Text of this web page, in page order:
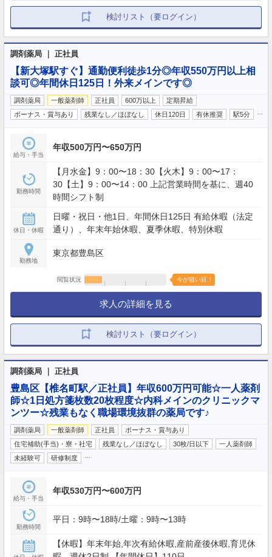
検討リスト（要ログイン）
調剤薬局 ｜ 正社員
【新大塚駅すぐ】通勤便利徒歩1分◎年収550万円以上相
談可◎年間休日125日！外来メインです◎
調剤薬局 一般薬剤師 正社員 600万以上
定期昇給
ボーナス・賞与あり
残業なし／ほぼなし 休日120日 有休推奨 駅5分
給与・手当
年収500万円〜650万円
勤務時間
【月水金】9：00〜18：30【火木】9：00〜17：
30【土】9：00〜14：00 上記営業時間を基に、週40
時間シフト制
休日・休暇
日曜・祝日・他1日、年間休日125日 有給休暇（法定
通り）、年末年始休暇、夏季休暇、特別休暇
勤務地
東京都豊島区
閲覧状況 今が狙い目！
求人の詳細を見る
検討リスト（要ログイン）
調剤薬局 ｜ 正社員
豊島区【椎名町駅／正社員】年収600万円可能☆一人薬剤
師☆1日処方箋枚数20枚程度☆内科メインのクリニックマ
ンツー☆残業もなく職場環境抜群の薬局です♪
調剤薬局 一般薬剤師 正社員
ボーナス・賞与あり
住宅補助(手当)・寮・社宅
残業なし／ほぼなし 30枚/日以下
一人薬剤師
未経験可
研修制度
給与・手当
年収530万円〜600万円
勤務時間
平日：9時〜18時/土曜：9時〜13時
【休暇】年末年始,年次有給休暇,産前産後休暇,育児休